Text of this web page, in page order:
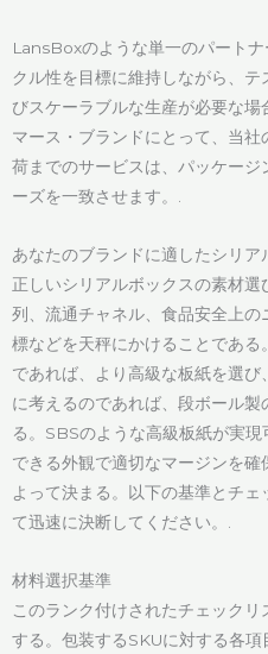
LansBoxのような単一のパート
クル性を目標に維持しながら、
びスケーラブルな生産が必要な
マース・ブランドにとって、当
荷までのサービスは、パッケージ
ーズを一致させます。.
あなたのブランドに適したシリア
正しいシリアルボックスの素材
列、流通チャネル、食品安全上の
標などを天秤にかけることであ
であれば、より高級な板紙を選
に考えるのであれば、段ボール
る。SBSのような高級板紙が実
できる外観で適切なマージンを
よって決まる。以下の基準とチ
て迅速に決断してください。.
材料選択基準
このランク付けされたチェック
する。包装するSKUに対する各項